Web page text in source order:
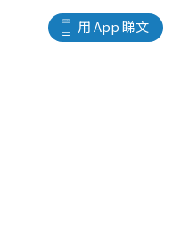
用 App 睇文